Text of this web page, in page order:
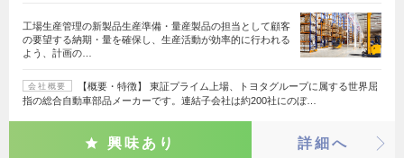
工場生産管理の新製品生産準備・量産製品の担当として顧客
の要望する納期・量を確保し、生産活動が効率的に行われる
よう、計画の…
会社概要
【概要・特徴】 東証プライム上場、トヨタグループに属する世界屈
指の総合自動車部品メーカーです。連結子会社は約200社にのぼ…
興味あり 詳細へ